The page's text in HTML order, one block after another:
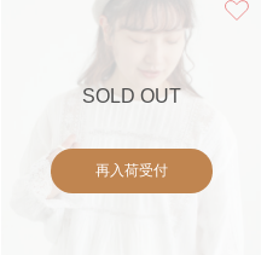
SOLD OUT
再入荷受付